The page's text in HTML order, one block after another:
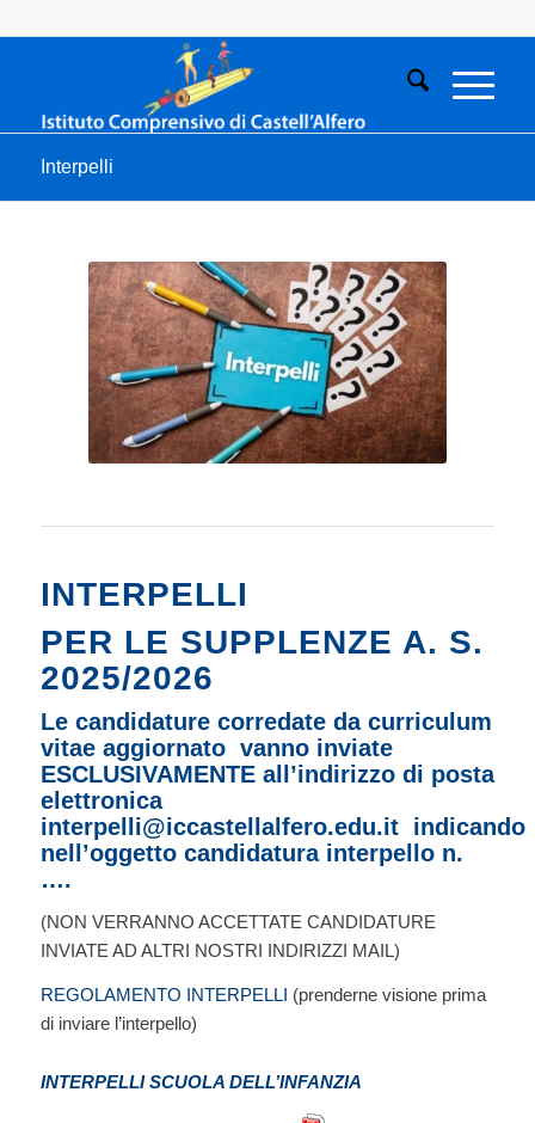
Interpelli
INTERPELLI
PER LE SUPPLENZE A. S.
2025/2026
Le candidature corredate da curriculum
vitae aggiornato vanno inviate
ESCLUSIVAMENTE all’indirizzo di posta
elettronica
interpelli@iccastellalfero.edu.it
indicando
nell’oggetto candidatura interpello n.
….
(NON VERRANNO ACCETTATE CANDIDATURE
INVIATE AD ALTRI NOSTRI INDIRIZZI MAIL)
REGOLAMENTO INTERPELLI (prenderne visione prima
di inviare l’interpello)
INTERPELLI SCUOLA DELL’INFANZIA